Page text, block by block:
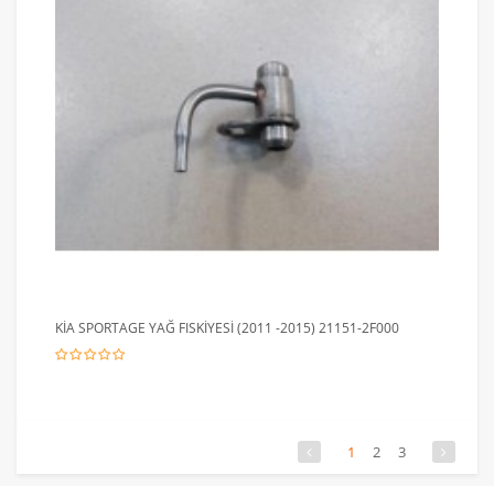
KİA SPORTAGE YAĞ FISKİYESİ (2011 -2015) 21151-2F000
1 2 3